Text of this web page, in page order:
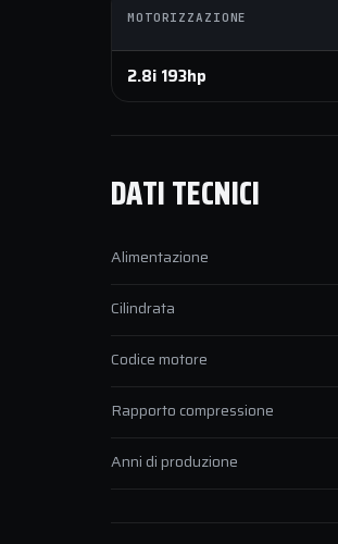
MOTORIZZAZIONE
2.8i 193hp
DATI TECNICI
Alimentazione
Cilindrata
Codice motore
Rapporto compressione
Anni di produzione